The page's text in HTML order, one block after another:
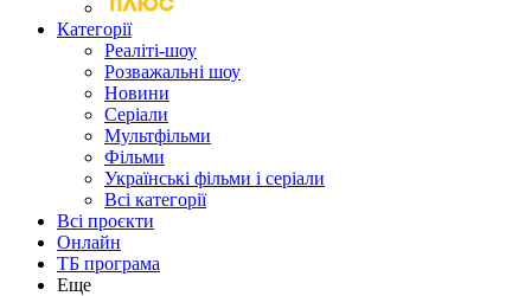
Категорії
Реаліті-шоу
Розважальні шоу
Новини
Серіали
Мультфільми
Фільми
Українські фільми і серіали
Всі категорії
Всі проєкти
Онлайн
ТБ програма
Еще